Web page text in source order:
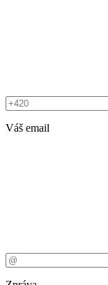
Váš email